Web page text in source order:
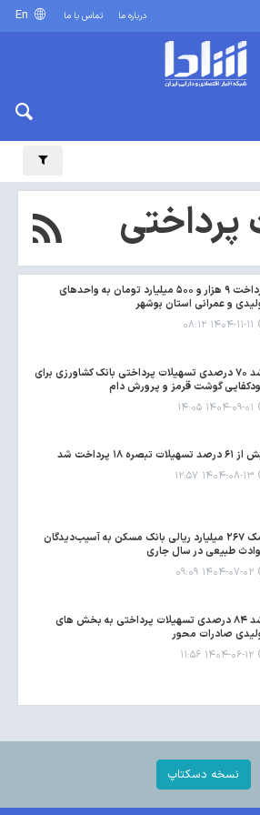
درباره ما تماس با ما
پرداختی
پرداخت ۹ هزار و ۵۰۰ میلیارد تومان به واحدهای
و عمرانی استان بوشهر
۱۴۰۴-۱۱-۱۱ ۰۸:۱۲
رشد ۷۰ درصدی تسهیلات پرداختی بانک کشاورزی برای
گوشت قرمز و پرورش دام
۱۴۰۴-۰۹-۰۱ ۱۴:۰۵
تسهیلات تبصره ۱۸ پرداخت شد
۱۴۰۴-۰۸-۱۳ ۱۲:۵۷
کمک ۲۶۷ میلیارد ریالی بانک مسکن به آسیب‌دیدگان
طبیعی در سال جاری
۱۴۰۴-۰۷-۰۲ ۰۹:۰۹
رشد ٨۴ درصدی تسهیلات پرداختی به بخش های
صادرات محور
۱۴۰۴-۰۶-۱۲ ۱۱:۵۶
نسخه دسکتاپ